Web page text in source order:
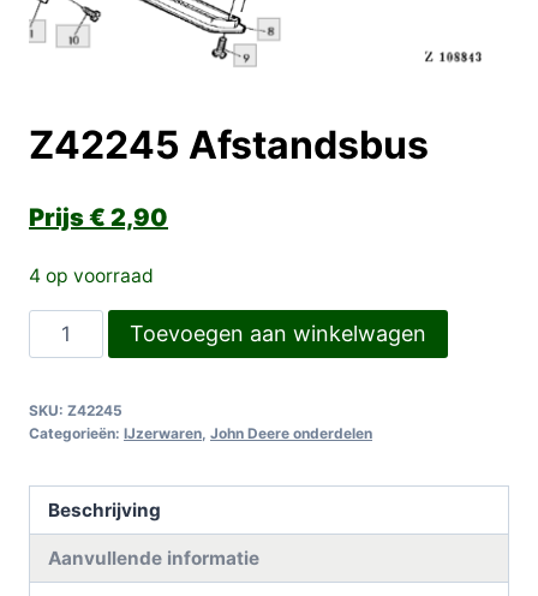
Z42245 Afstandsbus
€ 2,90
4 op voorraad
Z42245
Afstandsbus
Toevoegen aan winkelwagen
SKU: Z42245
Categorieën: IJzerwaren John Deere onderdelen
Beschrijving
Aanvullende informatie